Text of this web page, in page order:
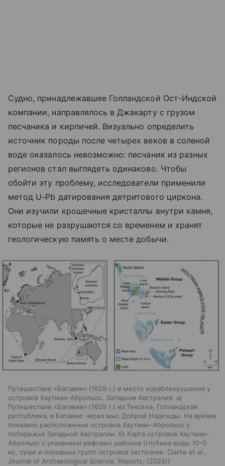
Судно, принадлежавшее Голландской Ост-Индской
компании, направлялось в Джакарту с грузом
песчаника и кирпичей. Визуально определить
источник породы после четырех веков в соленой
воде оказалось невозможно: песчаник из разных
регионов стал выглядеть одинаково. Чтобы
обойти эту проблему, исследователи применили
метод U-Pb датирования детритового циркона.
Они изучили крошечные кристаллы внутри камня,
которые не разрушаются со временем и хранят
геологическую память о месте добычи.
Путешествие «Батавии» (1629 г.) и место кораблекрушения у
островов Хаутман-Аброльос, Западная Австралия. а)
Путешествие «Батавии» (1629 г.) из Тексела, Голландская
республика, в Батавию через мыс Доброй Надежды. На врезке
показано расположение островов Хаутман-Аброльос у
побережья Западной Австралии. б) Карта островов Хаутман-
Аброльос с указанием рифовых районов (глубина воды 10–0
м), суши и основных групп островов
источник: Clarke et al.,
Journal of Archaeological Science, Reports, (2026)